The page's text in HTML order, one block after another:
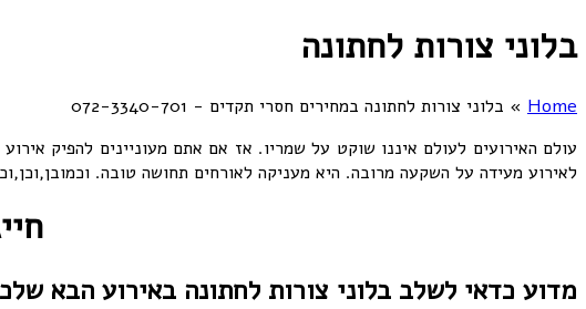
בלוני צורות לחתונה
Home
» בלוני צורות לחתונה במחירים חסרי תקדים - 072-3340-701
עולם האירועים לעולם איננו שוקט על שמריו. אז אם אתם מעוניינים להפיק
לאירוע מעידה על השקעה מרובה. היא מעניקה לאורחים תחושה טובה. וכמובן,וכן,וכמו
מדוע כדאי לשלב בלוני צורות לחתונה באירוע הבא